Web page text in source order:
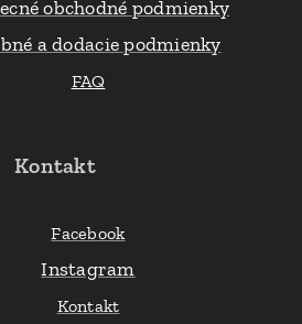
obchodné podmienky
a dodacie podmienky
FAQ
Kontakt
Facebook
Instagram
Kontakt